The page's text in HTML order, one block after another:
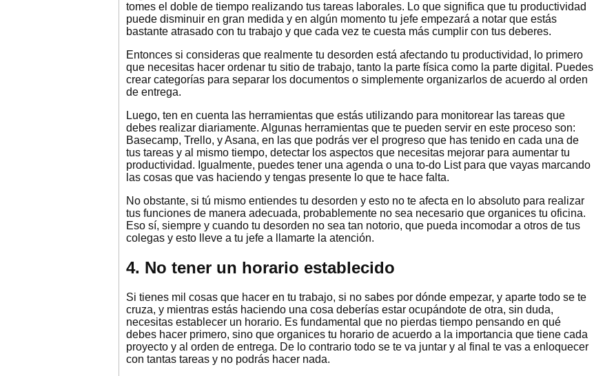
tomes el doble de tiempo realizando tus tareas laborales. Lo que significa que tu productividad
puede disminuir en gran medida y en algún momento tu jefe empezará a notar que estás
bastante atrasado con tu trabajo y que cada vez te cuesta más cumplir con tus deberes.
Entonces si consideras que realmente tu desorden está afectando tu productividad, lo primero
que necesitas hacer ordenar tu sitio de trabajo, tanto la parte física como la parte digital. Puedes
crear categorías para separar los documentos o simplemente organizarlos de acuerdo al orden
de entrega.
Luego, ten en cuenta las herramientas que estás utilizando para monitorear las tareas que
debes realizar diariamente. Algunas herramientas que te pueden servir en este proceso son:
Basecamp, Trello, y Asana, en las que podrás ver el progreso que has tenido en cada una de
tus tareas y al mismo tiempo, detectar los aspectos que necesitas mejorar para aumentar tu
productividad. Igualmente, puedes tener una agenda o una to-do List para que vayas marcando
las cosas que vas haciendo y tengas presente lo que te hace falta.
No obstante, si tú mismo entiendes tu desorden y esto no te afecta en lo absoluto para realizar
tus funciones de manera adecuada, probablemente no sea necesario que organices tu oficina.
Eso sí, siempre y cuando tu desorden no sea tan notorio, que pueda incomodar a otros de tus
colegas y esto lleve a tu jefe a llamarte la atención.
4. No tener un horario establecido
Si tienes mil cosas que hacer en tu trabajo, si no sabes por dónde empezar, y aparte todo se te
cruza, y mientras estás haciendo una cosa deberías estar ocupándote de otra, sin duda,
necesitas establecer un horario. Es fundamental que no pierdas tiempo pensando en qué
debes hacer primero, sino que organices tu horario de acuerdo a la importancia que tiene cada
proyecto y al orden de entrega. De lo contrario todo se te va juntar y al final te vas a enloquecer
con tantas tareas y no podrás hacer nada.